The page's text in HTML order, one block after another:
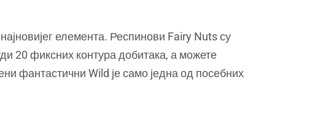
елемента. Респинови Fairy Nuts су
20 фиксних контура добитака, а можете
фантастични Wild је само једна од посебних